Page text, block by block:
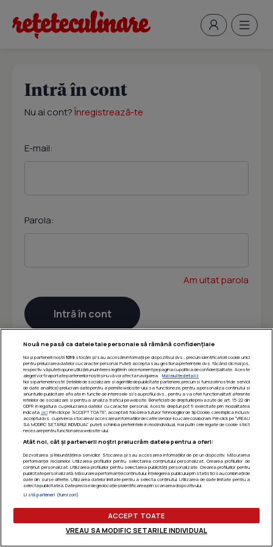
Intră în cont
Nu ai cont?Înregistrează-te
E-mail:
Parola:
Am uitat parola
Nouă ne pasă ca datele tale personale să rămână confidențiale
Noi și partenerii noștri 1019stocăm și/sau accesăm informații pe dispozitivul dvs., precum identificatorii cookie unici
pentru prelucrarea datelor cu caracter personal. Puteți accepta sau gestiona preferințele dvs. făcând clic mai jos,
respectiv vă puteți opune utilizării unui interes legitim în orice moment pe pagina cu politica de confidențialitate. Aceste
alegeri vor fi raportate partenerilor noștri și nu vă vor afecta navigarea.
Mai multe detalii
Noi si partenerii nostri (retelele de socializare si agentiile de publicitate partenere, precum si furnizorii nostri de servicii
de date analitice) prelucram date pentru a permite website-ului sa functioneze, pentru a personaliza continutul si
anunturile publicitare afisate in functie de interesele si/sau profilul dvs., pentru a va oferi functionalitati aferente
retelelor de socializare si pentru a analiza traficul pe website. Beneficiati de drepturile prevazute de art. 15-22 din
GDPR in legatura cu prelucrarea datelor cu caracter personal. Aceste drepturi pot fi exercitate prin modalitatea
indicata aici. Prin click pe “ACCEPT TOATE”, acceptati folosirea tuturor Tehnologiilor de tip Cookie, care implica inclusiv
acceptul dvs. cu privire la stocarea/accesarea informatiilor de catre Vendor-ii cu care colaboram. Prin click pe “VREAU
SA MODIFIC SETARILE INDIVIDUAL” puteti schimba preferintele in mod individual, mai putin cele legate de cookie strict
necesare pentru functionarea website-ului.
Atât noi, cât și partenerii noștri prelucrăm datele pentru a oferi:
Dezvoltarea și îmbunătățirea serviciilor. Stocarea și/sau accesarea informațiilor de pe un dispozitiv. Măsurarea
performanței reclamelor. Utilizarea profilurilor pentru selectarea conținutului personalizat. Crearea profilurilor de
conținut personalizat. Utilizarea profilurilor pentru selectarea publicității personalizate. Crearea profilurilor pentru
publicitate personalizată. Măsurarea performanței conținutului. Înțelegerea publicului prin statistici sau combinații de
date din surse diferite. Utilizarea datelor limitate pentru a selecta conținutul. Utilizarea de date limitate pentru a
selecta publicitatea. Date precise de geolocație și identificarea prin scanarea dispozitivului.
Listă parteneri (furnizori)
ACCEPT TOATE
VREAU SA MODIFIC SETARILE INDIVIDUAL